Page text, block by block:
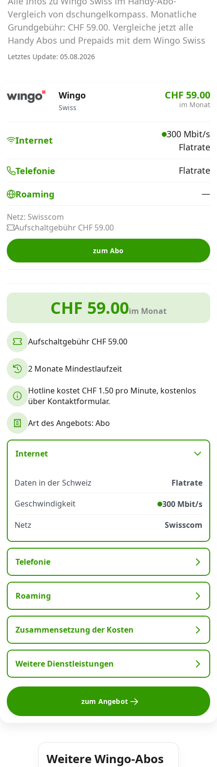
Abos für Tablets, Hotspots und Smart
Watches
Tarifrechner Handy-Abo
Der gute alte Tarifrechner im neuen Design
Alle Anbieter
Handy-Abo-Aktionen
Handy-Abo kündigen oder
wechseln
Alle Mobile-Vergleiche
Internet, TV, Telefon
Kombi-Angebote
Aktionen
News
Forum
Über uns
Vergleich von dschungelkompass. Monatliche
Grundgebühr: CHF 59.00. Vergleiche jetzt alle
Handy Abos und Prepaids mit dem Wingo Swiss
Letztes Update: 05.08.2026
Wingo
Swiss
CHF 59.00
im Monat
Internet
300 Mbit/s
Flatrate
Telefonie Flatrate
Roaming —
Netz: Swisscom
Aufschaltgebühr CHF 59.00
zum Abo
CHF 59.00im Monat
Aufschaltgebühr CHF 59.00
2 Monate Mindestlaufzeit
Hotline kostet CHF 1.50 pro Minute, kostenlos
über Kontaktformular.
Art des Angebots: Abo
Internet
Daten in der Schweiz
Flatrate
Geschwindigkeit
300 Mbit/s
Netz
Swisscom
Telefonie
Roaming
Zusammensetzung der Kosten
Weitere Dienstleistungen
zum Angebot
Weitere Wingo-Abos